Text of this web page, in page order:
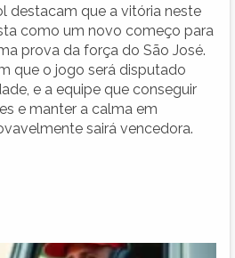
destacam que a vitória neste
como um novo começo para
prova da força do São José.
que o jogo será disputado
e a equipe que conseguir
e manter a calma em
sairá vencedora.